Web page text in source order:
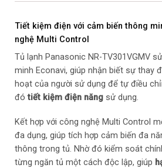
Năm ra mắt: 2021
Sản xuất tại: Việt Nam
Mức tiêu thụ điện năng
Công nghệ tiết kiệm điện: Cảm biến
EconaviInverter
Tiết kiệm điện với cảm biến thông
nghệ Multi Control
Tủ lạnh Panasonic NR-TV301VGMV
minh Econavi, giúp nhận biết sự thay
hoạt của người sử dụng để tự điều
đótiết kiệm điện năng sử dụng.
Kết hợp với công nghệ Multi Control
đa dụng, giúp tích hợp cảm biến đa
thông trong tủ. Nhờ đó kiểm soát
từng ngăn tủ một cách độc lập, giúp